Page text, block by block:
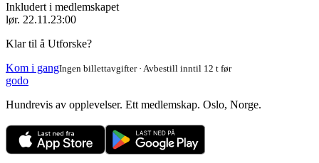
Inkludert i medlemskapet
lør. 22.11.23:00
Klar til å Utforske?
Kom i gangIngen billettavgifter · Avbestill inntil 12 t før
godo
Hundrevis av opplevelser. Ett medlemskap. Oslo, Norge.